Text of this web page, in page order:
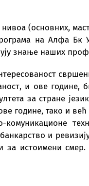
(основних,
на Алфа
знање наших
и ове
за стране
године, тако и
и
истоимени